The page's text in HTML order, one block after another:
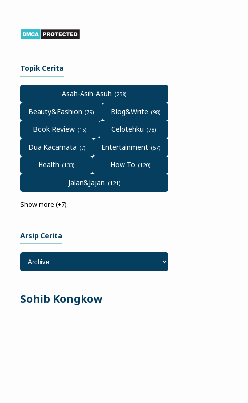
Topik Cerita
Asah-Asih-Asuh
Beauty&Fashion
Blog&Write
Book Review
Celotehku
Dua Kacamata
Entertainment
Health
How To
Jalan&Jajan
Show more (+7)
Arsip Cerita
Sohib Kongkow